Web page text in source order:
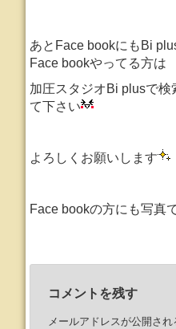
あとFace bookにもBi
Face bookやってる方は
加圧スタジオBi plusで検
て下さい
よろしくお願いします
Face bookの方にも写真
コメントを残す
メールアドレスが公開され